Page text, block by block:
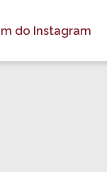
do Instagram